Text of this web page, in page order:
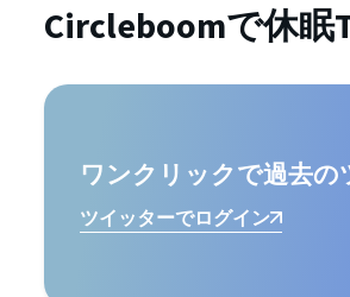
Circleboomで休
ワンクリックで過去の
ツイッターでログイン